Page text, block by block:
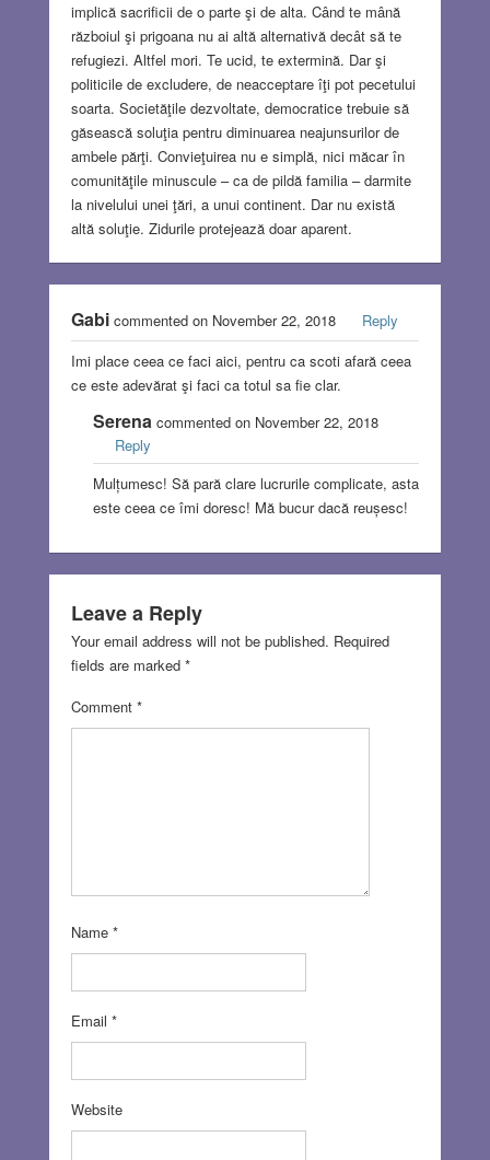
implică sacrificii de o parte şi de alta. Când te mână
războiul şi prigoana nu ai altă alternativă decât să te
refugiezi. Altfel mori. Te ucid, te extermină. Dar şi
politicile de excludere, de neacceptare îţi pot pecetului
soarta. Societăţile dezvoltate, democratice trebuie să
găsească soluţia pentru diminuarea neajunsurilor de
ambele părţi. Convieţuirea nu e simplă, nici măcar în
comunităţile minuscule – ca de pildă familia – darmite
la nivelului unei ţări, a unui continent. Dar nu există
altă soluţie. Zidurile protejează doar aparent.
Gabicommented on November 22, 2018
Reply
Imi place ceea ce faci aici, pentru ca scoti afară ceea
ce este adevărat şi faci ca totul sa fie clar.
Serenacommented on November 22, 2018
Reply
Mulțumesc! Să pară clare lucrurile complicate, asta
este ceea ce îmi doresc! Mă bucur dacă reușesc!
Leave a Reply
Your email address will not be published. Required
fields are marked *
Comment *
Name *
Email *
Website